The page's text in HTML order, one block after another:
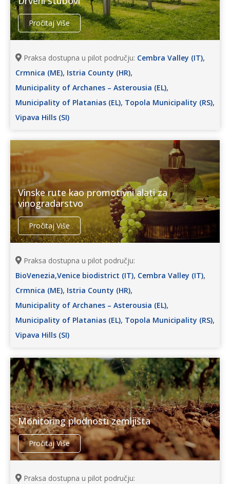
Pročitaj Više
Praksa dostupna u pilot području: Cembra Valley (IT),
Crmnica (ME), Istria County (HR),
Municipality of Archanes – Asterousia (EL),
Municipality of Platanias (EL), Topola Municipality (RS),
Vipava Hills (SI)
Vinske rute kao promotivni alati za
vinogradarstvo
Pročitaj Više
Praksa dostupna u pilot području:
BioVenezia,Venice biodistrict (IT), Cembra Valley (IT),
Crmnica (ME), Istria County (HR),
Municipality of Archanes – Asterousia (EL),
Municipality of Platanias (EL), Topola Municipality (RS),
Vipava Hills (SI)
Monitoring plodnosti zemljišta
Pročitaj Više
Praksa dostupna u pilot području: